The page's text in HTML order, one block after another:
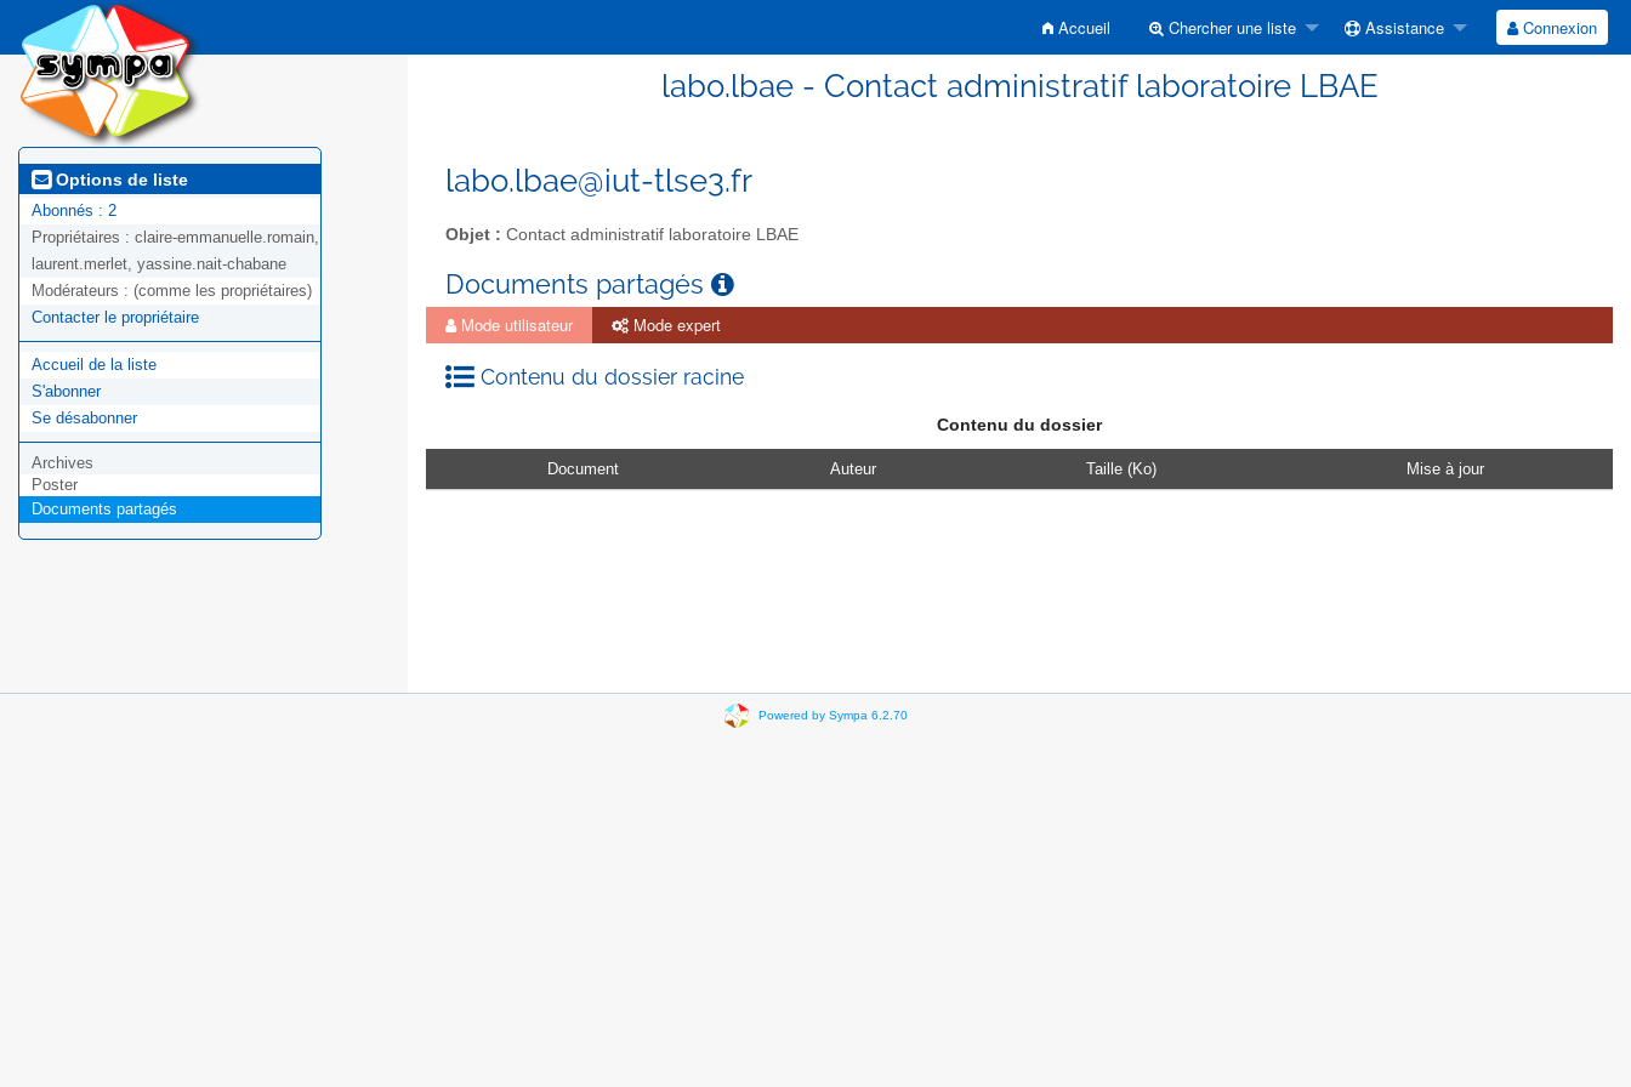
Accueil Chercher une liste Assistance Connexion
labo.lbae - Contact administratif laboratoire LBAE
Options de liste
Abonnés : 2
Propriétaires : claire-emmanuelle.romain,
laurent.merlet, yassine.nait-chabane
Modérateurs : (comme les propriétaires)
Contacter le propriétaire
Accueil de la liste
S'abonner
Se désabonner
Archives
Poster
Documents partagés
labo.lbae@iut-tlse3.fr
Objet : Contact administratif laboratoire LBAE
Documents partagés
Mode utilisateur Mode expert
Contenu du dossier racine
Contenu du dossier
Document Auteur Taille (Ko) Mise à jour
Powered by Sympa 6.2.70